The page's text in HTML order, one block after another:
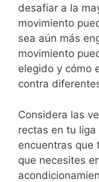
desafiar a la
movimiento
sea aún más
movimiento
elegido y cómo
contra
Considera las
rectas en tu
encuentras que
que necesites